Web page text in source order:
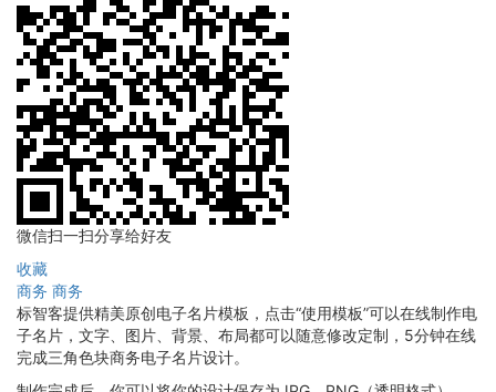
微信扫一扫分享给好友
收藏
商务 商务
标智客提供精美原创电子名片模板，点击“使用模板”可以在线制作电
子名片，文字、图片、背景、布局都可以随意修改定制，5分钟在线
完成三角色块商务电子名片设计。